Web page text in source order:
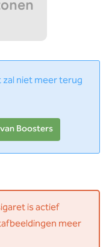
niet meer terug
Boosters
is actief
meer